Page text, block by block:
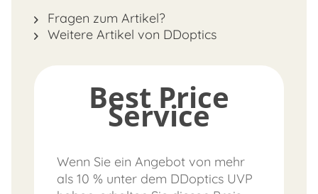
Fragen zum Artikel?
Weitere Artikel von DDoptics
Best Price
Service
Wenn Sie ein Angebot von mehr
als 10 % unter dem DDoptics UVP